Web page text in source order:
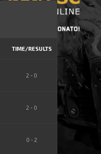
TIME/RESULTS
2 - 0
2 - 0
0 - 2